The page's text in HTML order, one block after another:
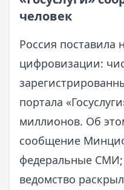
человек
Россия поставила
цифровизации:
портала
миллионов. Об
сообщение
федеральные
ведомство